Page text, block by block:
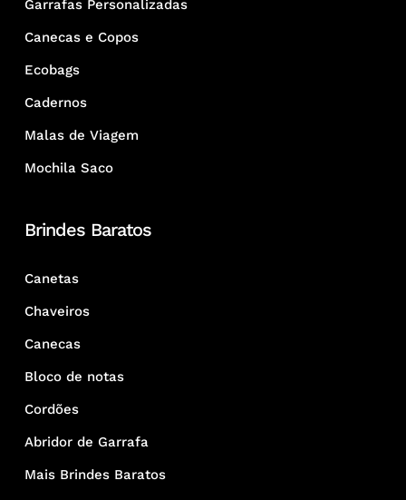
Garrafas Personalizadas
Canecas e Copos
Ecobags
Cadernos
Malas de Viagem
Mochila Saco
Brindes Baratos
Canetas
Chaveiros
Canecas
Bloco de notas
Cordões
Abridor de Garrafa
Mais Brindes Baratos